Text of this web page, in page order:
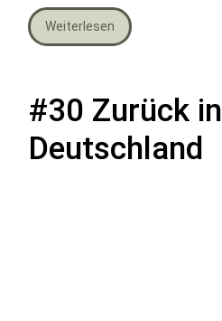
Weiterlesen
#30 Zurück in
Deutschland